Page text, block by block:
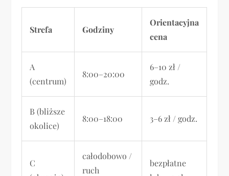
Strefa Godziny
Orientacyjna
cena
A
(centrum)
8:00–20:00
6–10 zł /
godz.
B (bliższe
okolice)
8:00–18:00 3–6 zł / godz.
C
całodobowo /
ruch
bezpłatne